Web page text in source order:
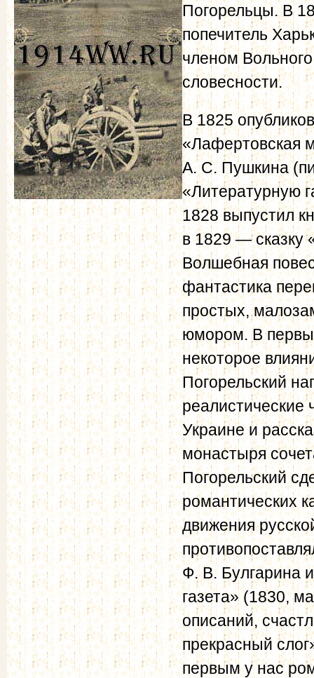
Погорельцы. В
попечитель
членом
словесности.
В 1825
«Лафертовская
А. С. Пушкина
«Литературную
1828 выпустил
в 1829 — сказку
Волшебная
фантастика
простых,
юмором. В
некоторое
Погорельский
реалистические
Украине и
монастыря
Погорельский
романтических
движения
Ф. В. Булгарина
газета» (1830,
описаний,
прекрасный
первым у нас